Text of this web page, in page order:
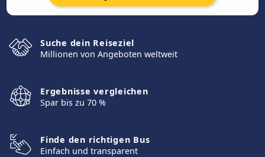
Suche dein Reiseziel
Millionen von Angeboten weltweit
Ergebnisse vergleichen
Spar bis zu 70 %
Finde den richtigen Bus
Einfach und transparent